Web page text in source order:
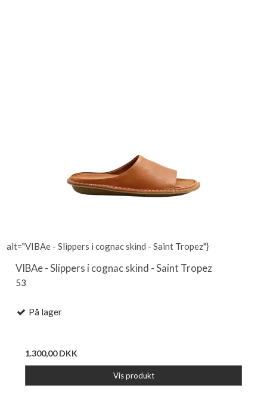
alt="VIBAe - Slippers i cognac skind - Saint Tropez"}
VIBAe - Slippers i cognac skind - Saint Tropez
53
På lager
1.300,00 DKK
Vis produkt